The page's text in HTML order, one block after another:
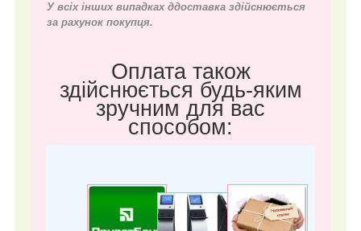
У всіх інших випадках ддоставка здійснюється
за рахунок покупця.
Оплата також
здійснюється будь-яким
зручним для вас
способом: